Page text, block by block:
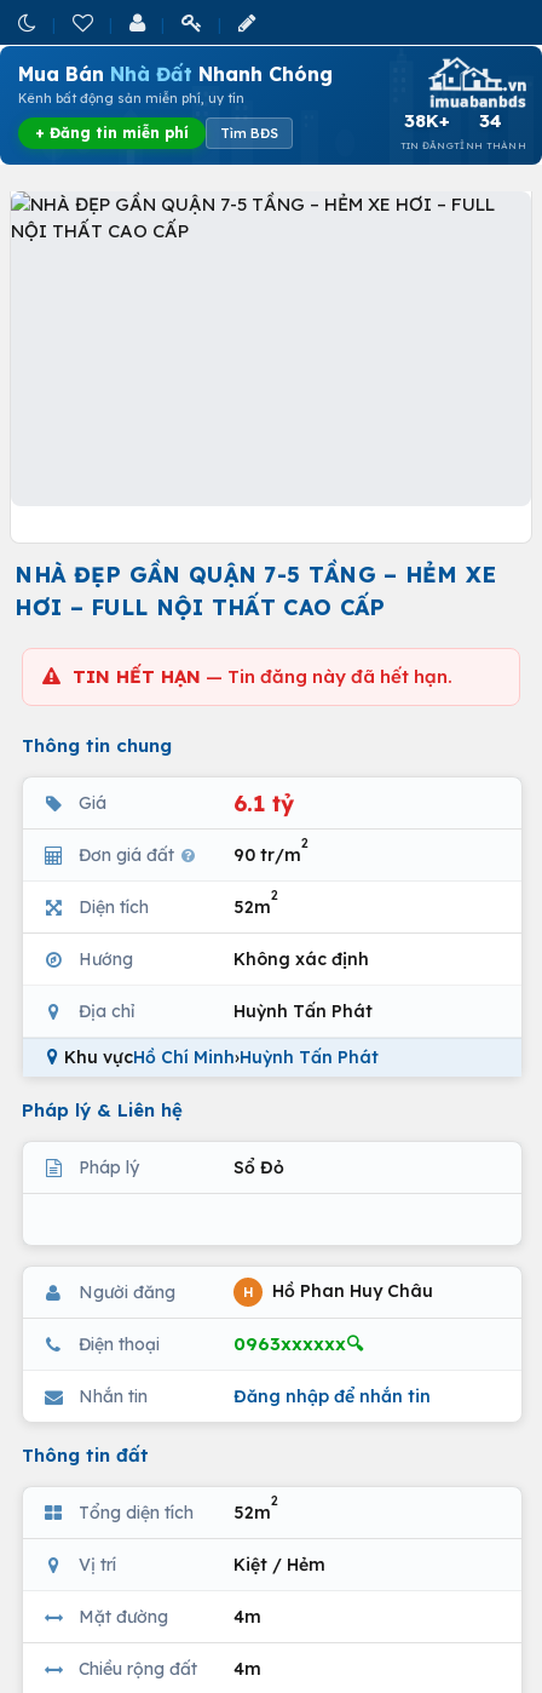
Mua Bán Nhà Đất Nhanh Chóng
Kênh bất động sản miễn phí, uy tín
+ Đăng tin miễn phí Tìm BĐS
38K+
TIN ĐĂNG
34
TỈNH THÀNH
NHÀ ĐẸP GẦN QUẬN 7-5 TẦNG – HẺM XE
HƠI – FULL NỘI THẤT CAO CẤP
TIN HẾT HẠN — Tin đăng này đã hết hạn.
Thông tin chung
Giá 6.1 tỷ
Đơn giá đất 90 tr/m
2
Diện tích 52m
2
Hướng Không xác định
Địa chỉ Huỳnh Tấn Phát
Khu vựcHồ Chí Minh›Huỳnh Tấn Phát
Pháp lý & Liên hệ
Pháp lý Sổ Đỏ
Người đăng H Hồ Phan Huy Châu
Điện thoại 0963xxxxxx🔍
Nhắn tin Đăng nhập để nhắn tin
Thông tin đất
Tổng diện tích 52m
2
Vị trí Kiệt / Hẻm
Mặt đường 4m
Chiều rộng đất 4m